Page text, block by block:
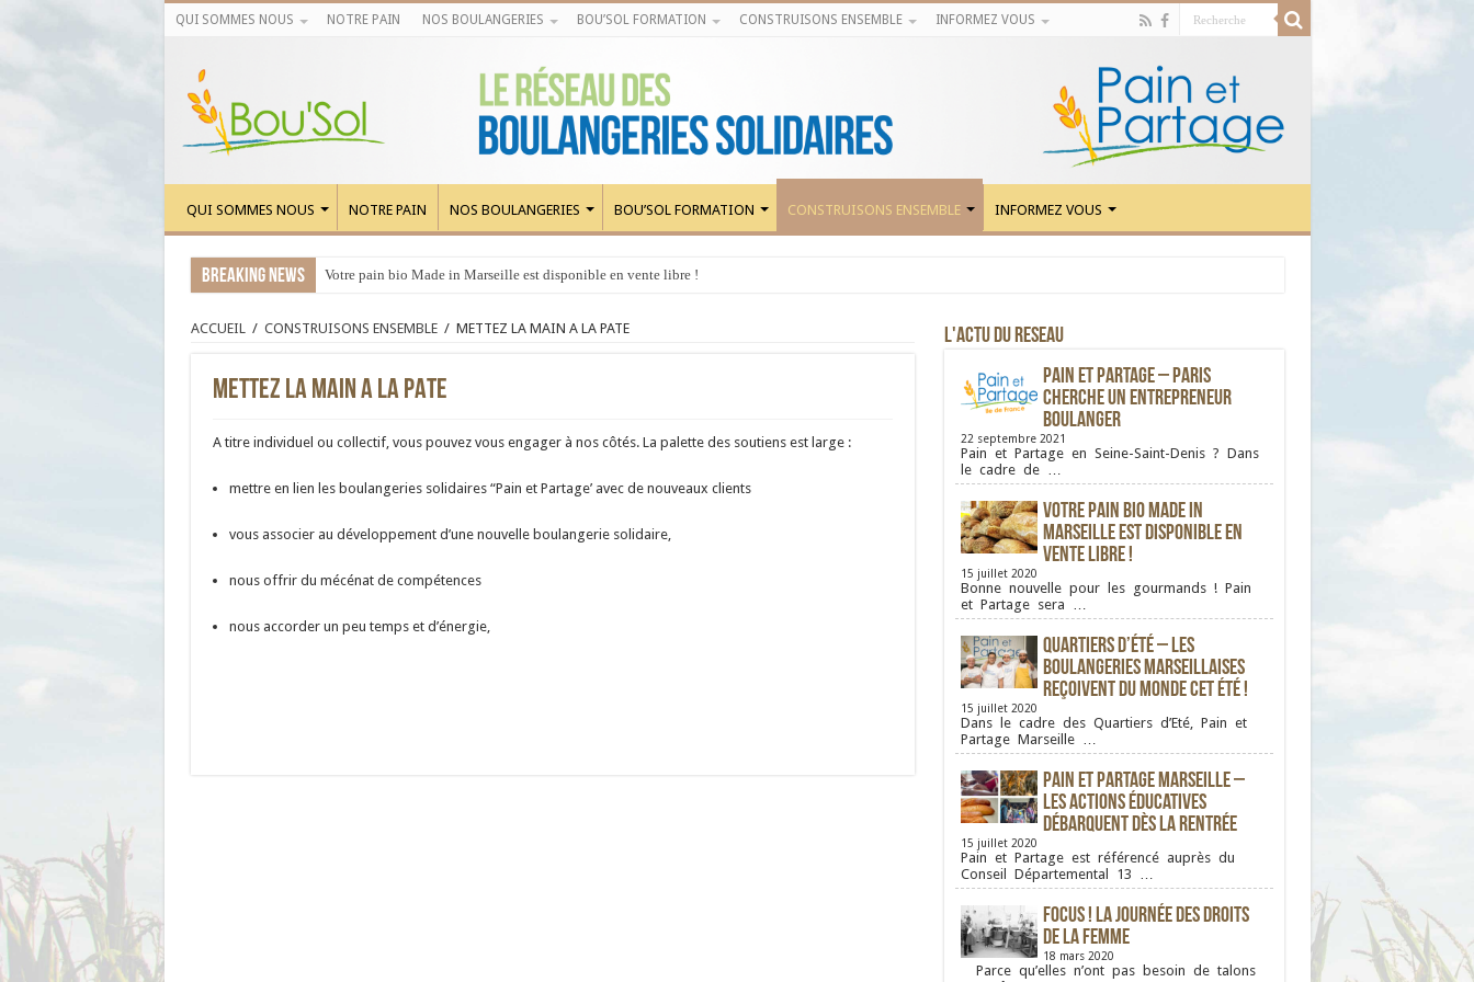
QUI SOMMES NOUS NOTRE PAIN NOS BOULANGERIES BOU’SOL FORMATION CONSTRUISONS ENSEMBLE INFORMEZ VOUS
QUI SOMMES NOUS NOTRE PAIN NOS BOULANGERIES BOU’SOL FORMATION CONSTRUISONS ENSEMBLE INFORMEZ VOUS
Breaking News Votre pain bio Made in Marseille est disponible en vente libre !
ACCUEIL / CONSTRUISONS ENSEMBLE / METTEZ LA MAIN A LA PATE
METTEZ LA MAIN A LA PATE
A titre individuel ou collectif, vous pouvez vous engager à nos côtés. La palette des soutiens est large :
mettre en lien les boulangeries solidaires “Pain et Partage’ avec de nouveaux clients
vous associer au développement d’une nouvelle boulangerie solidaire,
nous offrir du mécénat de compétences
nous accorder un peu temps et d’énergie,
L'ACTU DU RESEAU
Pain et Partage – Paris
cherche un entrepreneur
boulanger
22 septembre 2021
Pain et Partage en Seine-Saint-Denis ? Dans
le cadre de …
Votre pain bio Made in
Marseille est disponible en
vente libre !
15 juillet 2020
Bonne nouvelle pour les gourmands ! Pain
et Partage sera …
Quartiers d’été – Les
boulangeries Marseillaises
reçoivent du monde cet été !
15 juillet 2020
Dans le cadre des Quartiers d’Eté, Pain et
Partage Marseille …
Pain et Partage Marseille –
Les actions éducatives
débarquent dès la rentrée
15 juillet 2020
Pain et Partage est référencé auprès du
Conseil Départemental 13 …
FOCUS ! La journée des droits
de la femme
18 mars 2020
Parce qu’elles n’ont pas besoin de talons